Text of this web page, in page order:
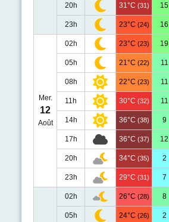
20h 31°C (31) 15
23h 23°C (24) 16
Mer.
12
Août
02h 23°C (23) 19
05h 21°C (22) 11
08h 22°C (23) 11
11h 30°C (32) 11
14h 36°C (38) 9
17h 36°C (37) 12
20h 34°C (35) 2
23h 29°C (31) 7
02h 26°C (28) 8
05h 24°C (26) 2